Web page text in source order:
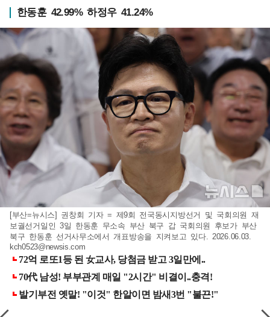
한동훈 42.99% 하정우 41.24%
[부산=뉴시스] 권창회 기자 = 제9회 전국동시지방선거 및 국회의원 재
보궐선거일인 3일 한동훈 무소속 부산 북구 갑 국회의원 후보가 부산
북구 한동훈 선거사무소에서 개표방송을 지켜보고 있다. 2026.06.03.
kch0523@newsis.com